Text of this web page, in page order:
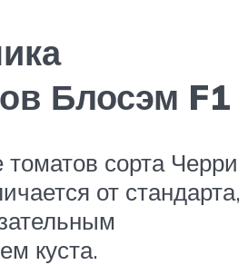
Блосэм F1
сорта Черри
от стандарта,
куста.